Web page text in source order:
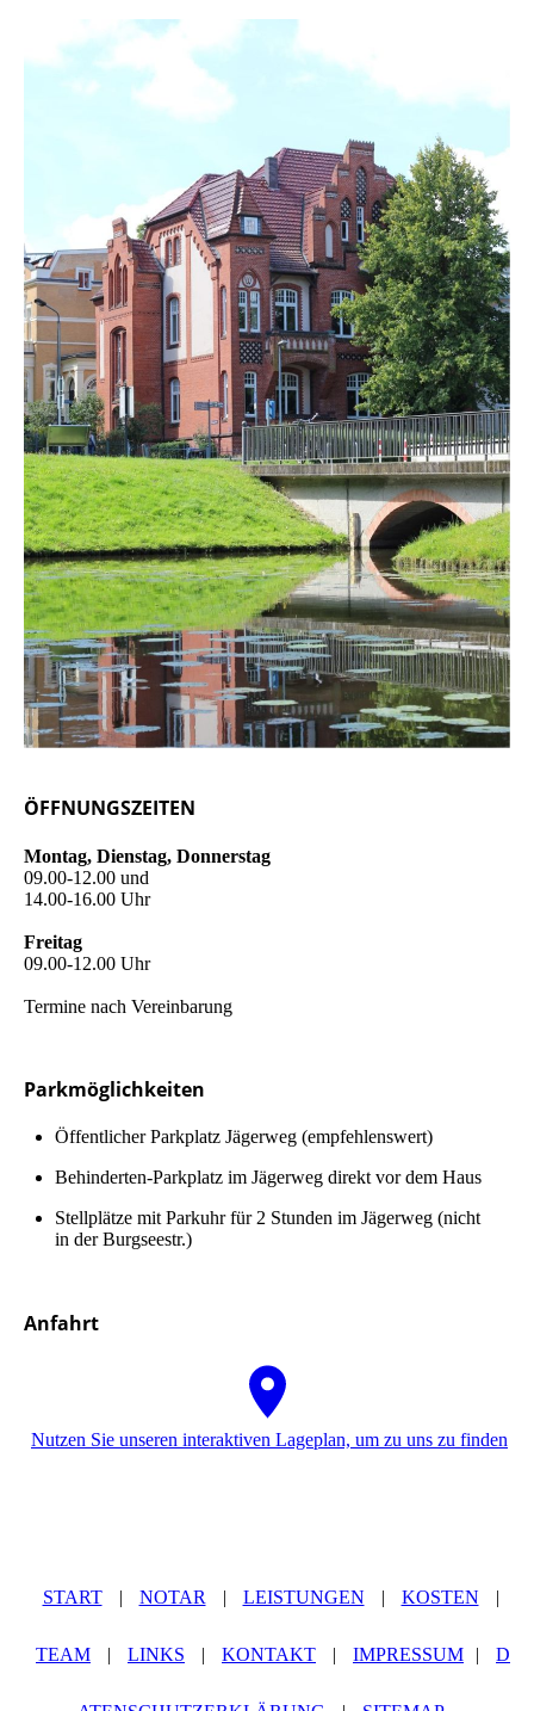
ÖFFNUNGSZEITEN
Montag, Dienstag, Donnerstag
09.00-12.00 und
14.00-16.00 Uhr
Freitag
09.00-12.00 Uhr
Termine nach Vereinbarung
Parkmöglichkeiten
Öffent­lich­er Parkplatz Jägerweg (em­pfeh­lens­wert)
Be­hin­der­ten-Parkplatz im Jägerweg direkt vor dem Haus
Stellplätze mit Park­uhr für 2 Stunden im Jägerweg (nicht
in der Burgseestr.)
Anfahrt
Nutzen Sie unseren interaktiven La­ge­plan, um zu uns zu finden
START | NOTAR | LEISTUNGEN | KOSTEN |
TEAM | LINKS | KONTAKT | IMPRESSUM | D